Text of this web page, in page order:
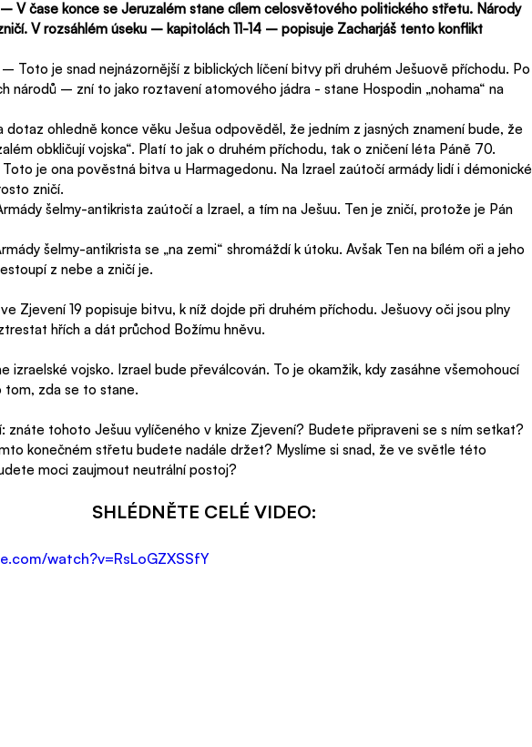
V čase konce se Jeruzalém stane cílem celosvětového politického střetu. Národy
V rozsáhlém úseku – kapitolách 11-14 – popisuje Zacharjáš tento konflikt
– Toto je snad nejnázornější z biblických líčení bitvy při druhém Ješuově příchodu. Po
národů – zní to jako roztavení atomového jádra - stane Hospodin „nohama“ na
dotaz ohledně konce věku Ješua odpověděl, že jedním z jasných znamení bude, že
obkličují vojska“. Platí to jak o druhém příchodu, tak o zničení léta Páně 70.
Toto je ona pověstná bitva u Harmagedonu. Na Izrael zaútočí armády lidí i démonické
zničí.
šelmy-antikrista zaútočí a Izrael, a tím na Ješuu. Ten je zničí, protože je Pán
šelmy-antikrista se „na zemi“ shromáždí k útoku. Avšak Ten na bílém oři a jeho
z nebe a zničí je.
Zjevení 19 popisuje bitvu, k níž dojde při druhém příchodu. Ješuovy oči jsou plny
hřích a dát průchod Božímu hněvu.
izraelské vojsko. Izrael bude převálcován. To je okamžik, kdy zasáhne všemohoucí
tom, zda se to stane.
znáte tohoto Ješuu vylíčeného v knize Zjevení? Budete připraveni se s ním setkat?
konečném střetu budete nadále držet? Myslíme si snad, že ve světle této
moci zaujmout neutrální postoj?
SHLÉDNĚTE CELÉ VIDEO:
watch?v=RsLoGZXSSfY